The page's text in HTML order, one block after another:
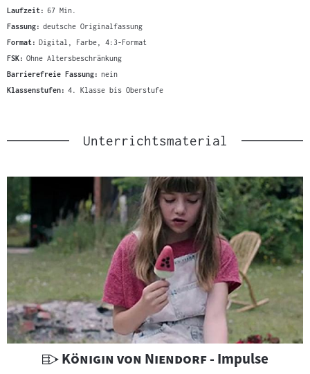
Laufzeit: 67 Min.
Fassung: deutsche Originalfassung
Format: Digital, Farbe, 4:3-Format
FSK: Ohne Altersbeschränkung
Barrierefreie Fassung: nein
Klassenstufen: 4. Klasse bis Oberstufe
Unterrichtsmaterial
U
"
Königin von Niendorf"
- Impulse